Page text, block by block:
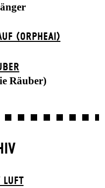
(ORPHEAI)
Räuber)
LUFT